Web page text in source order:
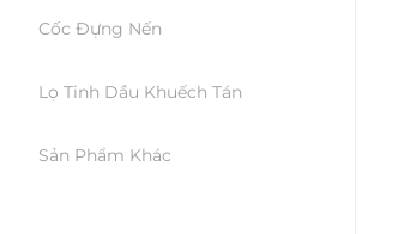
Cốc Đựng Nến
Lọ Tinh Dầu Khuếch Tán
Sản Phẩm Khác